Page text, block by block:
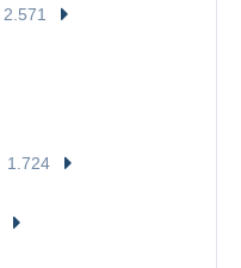
2.571
1.724